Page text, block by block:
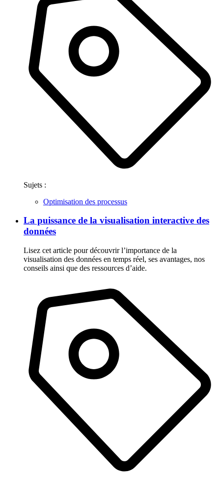
Sujets :
Optimisation des processus
La puissance de la visualisation interactive des
données
Lisez cet article pour découvrir l’importance de la
visualisation des données en temps réel, ses avantages, nos
conseils ainsi que des ressources d’aide.